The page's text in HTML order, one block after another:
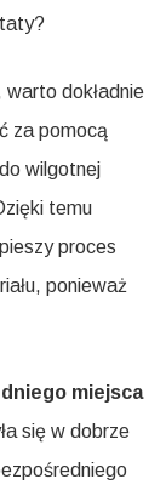
dokładnie
za pomocą
wilgotnej
temu
proces
ponieważ
miejsca
się w dobrze